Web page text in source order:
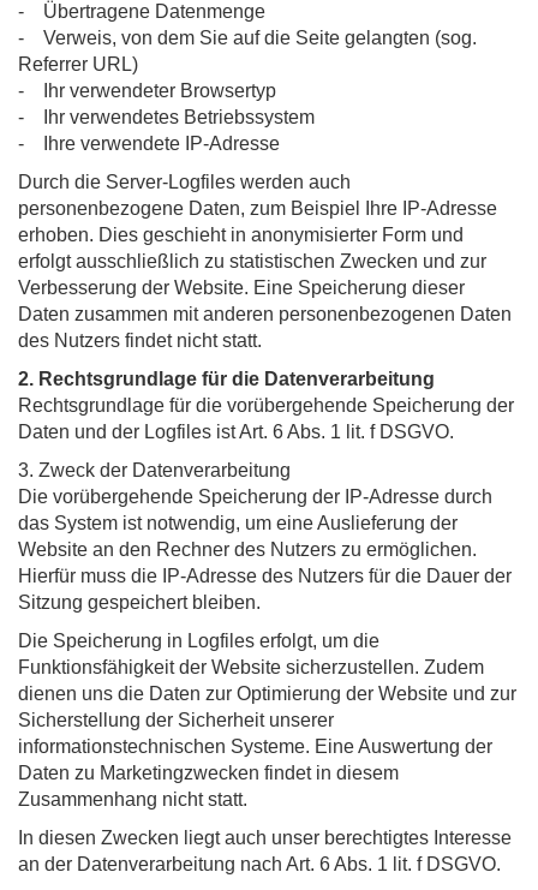
- Übertragene Datenmenge
- Verweis, von dem Sie auf die Seite gelangten (sog.
Referrer URL)
- Ihr verwendeter Browsertyp
- Ihr verwendetes Betriebssystem
- Ihre verwendete IP-Adresse
Durch die Server-Logfiles werden auch
personenbezogene Daten, zum Beispiel Ihre IP-Adresse
erhoben. Dies geschieht in anonymisierter Form und
erfolgt ausschließlich zu statistischen Zwecken und zur
Verbesserung der Website. Eine Speicherung dieser
Daten zusammen mit anderen personenbezogenen Daten
des Nutzers findet nicht statt.
2. Rechtsgrundlage für die Datenverarbeitung
Rechtsgrundlage für die vorübergehende Speicherung der
Daten und der Logfiles ist Art. 6 Abs. 1 lit. f DSGVO.
3. Zweck der Datenverarbeitung
Die vorübergehende Speicherung der IP-Adresse durch
das System ist notwendig, um eine Auslieferung der
Website an den Rechner des Nutzers zu ermöglichen.
Hierfür muss die IP-Adresse des Nutzers für die Dauer der
Sitzung gespeichert bleiben.
Die Speicherung in Logfiles erfolgt, um die
Funktionsfähigkeit der Website sicherzustellen. Zudem
dienen uns die Daten zur Optimierung der Website und zur
Sicherstellung der Sicherheit unserer
informationstechnischen Systeme. Eine Auswertung der
Daten zu Marketingzwecken findet in diesem
Zusammenhang nicht statt.
In diesen Zwecken liegt auch unser berechtigtes Interesse
an der Datenverarbeitung nach Art. 6 Abs. 1 lit. f DSGVO.